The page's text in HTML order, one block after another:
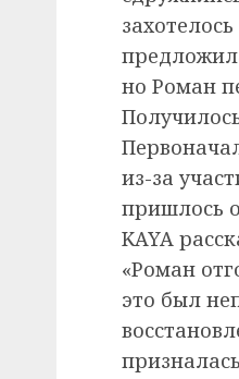
но Роман
из-за
пришлось
KAYA
«Роман
это был